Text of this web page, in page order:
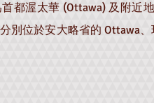
首都渥太華 (Ottawa)及附近
別位於安大略省的 Ottawa